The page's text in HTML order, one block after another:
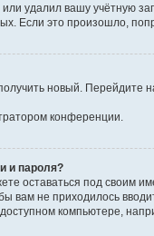
удалил вашу учётную
это произошло,
новый.
конференции.
и пароля?
оставаться под своим
вам не приходилось
компьютере,